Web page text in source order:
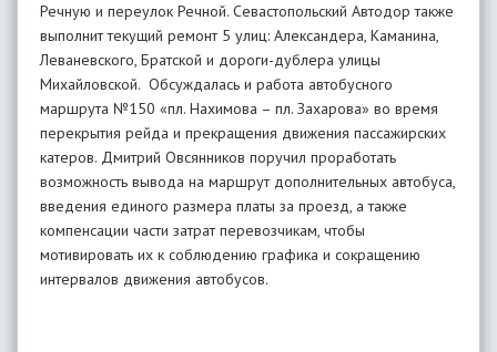
Речную и переулок Речной. Севастопольский Автодор также
выполнит текущий ремонт 5 улиц: Александера, Каманина,
Леваневского, Братской и дороги-дублера улицы
Михайловской. Обсуждалась и работа автобусного
маршрута №150 «пл. Нахимова – пл. Захарова» во время
перекрытия рейда и прекращения движения пассажирских
катеров. Дмитрий Овсянников поручил проработать
возможность вывода на маршрут дополнительных автобуса,
введения единого размера платы за проезд, а также
компенсации части затрат перевозчикам, чтобы
мотивировать их к соблюдению графика и сокращению
интервалов движения автобусов.